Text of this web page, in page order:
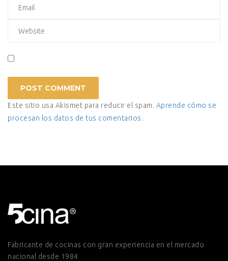
Este sitio usa Akismet para reducir el spam. Aprende cómo se
procesan los datos de tus comentarios.
Fabricante de cocinas con gran experiencia en el mercado
nacional desde 1984